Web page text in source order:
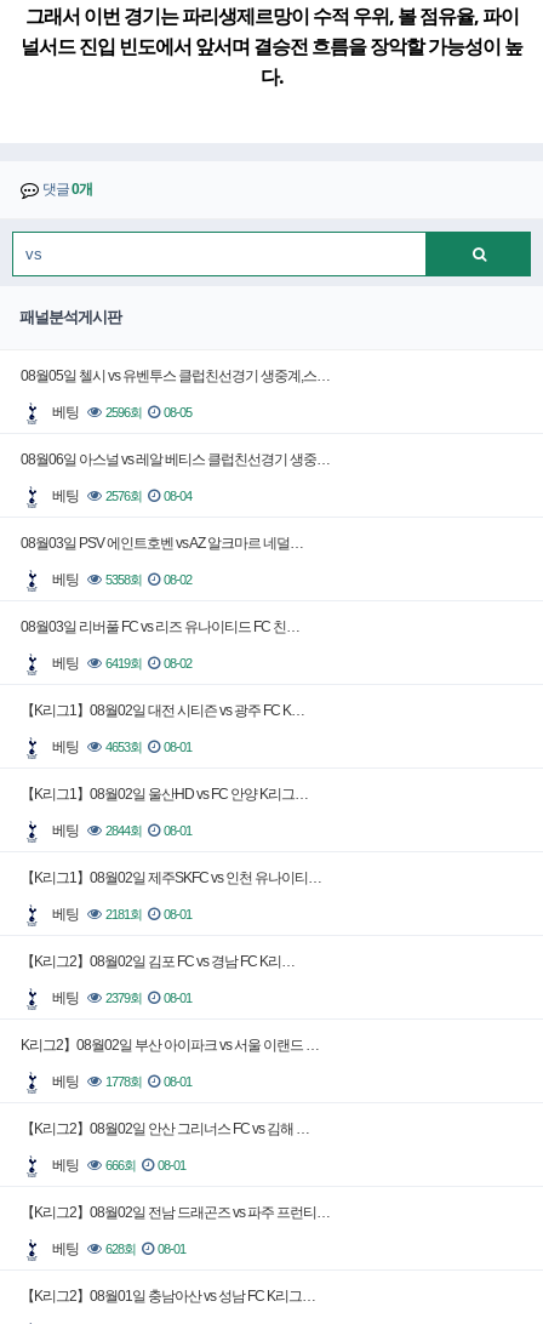
그래서 이번 경기는 파리생제르망이 수적 우위, 볼 점유율, 파이
널서드 진입 빈도에서 앞서며 결승전 흐름을 장악할 가능성이 높
다.
댓글0개
패널분석게시판
08월05일 첼시 vs 유벤투스 클럽친선경기 생중계,스…
베팅 2596회 08-05
08월06일 아스널 vs 레알 베티스 클럽친선경기 생중…
베팅 2576회 08-04
08월03일 PSV 에인트호벤 vs AZ 알크마르 네덜…
베팅 5358회 08-02
08월03일 리버풀 FC vs 리즈 유나이티드 FC 친…
베팅 6419회 08-02
【K리그1】08월02일 대전 시티즌 vs 광주 FC K…
베팅 4653회 08-01
【K리그1】08월02일 울산HD vs FC 안양 K리그…
베팅 2844회 08-01
【K리그1】08월02일 제주SKFC vs 인천 유나이티…
베팅 2181회 08-01
【K리그2】08월02일 김포 FC vs 경남 FC K리…
베팅 2379회 08-01
K리그2】08월02일 부산 아이파크 vs 서울 이랜드 …
베팅 1778회 08-01
【K리그2】08월02일 안산 그리너스 FC vs 김해 …
베팅 666회 08-01
【K리그2】08월02일 전남 드래곤즈 vs 파주 프런티…
베팅 628회 08-01
【K리그2】08월01일 충남아산 vs 성남 FC K리그…